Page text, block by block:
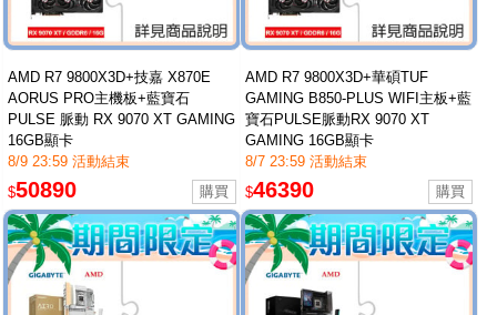
AMD R7 9800X3D+技嘉 X870E
AORUS PRO主機板+藍寶石
PULSE 脈動 RX 9070 XT GAMING
16GB顯卡
8/9 23:59 活動結束
$50890
AMD R7 9800X3D+華碩TUF
GAMING B850-PLUS WIFI主板+藍
寶石PULSE脈動RX 9070 XT
GAMING 16GB顯卡
8/7 23:59 活動結束
$46390